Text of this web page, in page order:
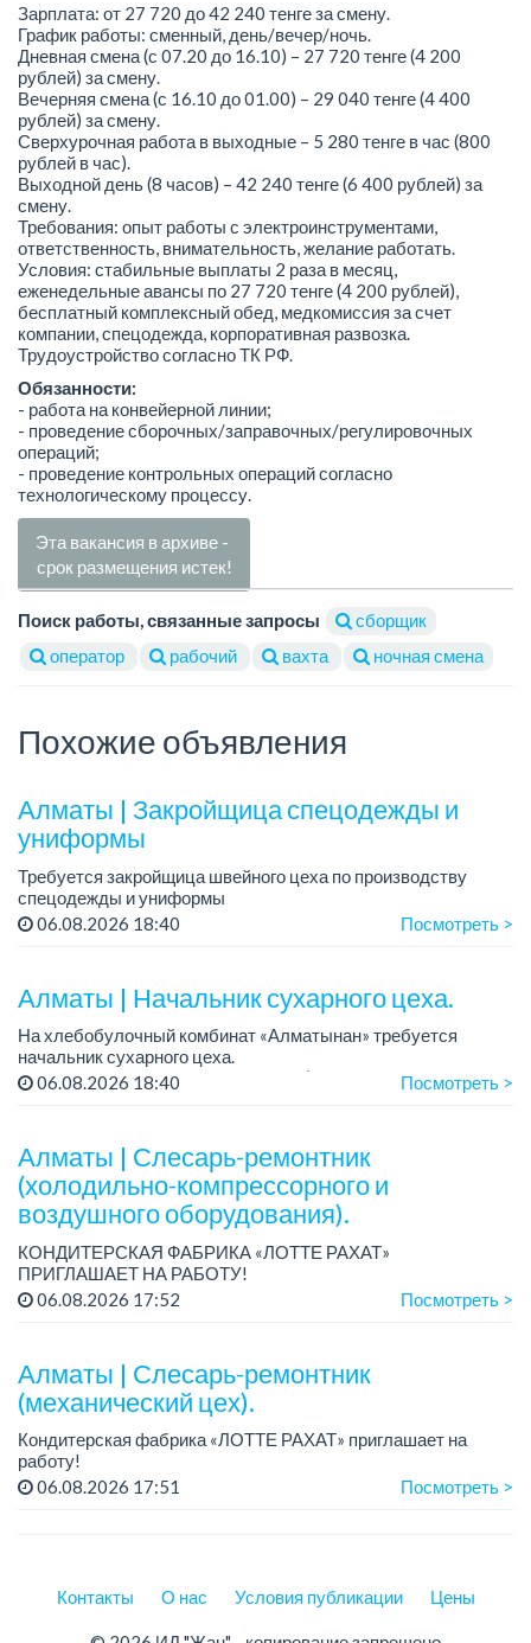
Зарплата: от 27 720 до 42 240 тенге за смену.
График работы: сменный, день/вечер/ночь.
Дневная смена (с 07.20 до 16.10) – 27 720 тенге (4 200
рублей) за смену.
Вечерняя смена (с 16.10 до 01.00) – 29 040 тенге (4 400
рублей) за смену.
Сверхурочная работа в выходные – 5 280 тенге в час (800
рублей в час).
Выходной день (8 часов) – 42 240 тенге (6 400 рублей) за
смену.
Требования: опыт работы с электроинструментами,
ответственность, внимательность, желание работать.
Условия: стабильные выплаты 2 раза в месяц,
еженедельные авансы по 27 720 тенге (4 200 рублей),
бесплатный комплексный обед, медкомиссия за счет
компании, спецодежда, корпоративная развозка.
Трудоустройство согласно ТК РФ.
Обязанности:
- работа на конвейерной линии;
- проведение сборочных/заправочных/регулировочных
операций;
- проведение контрольных операций согласно
технологическому процессу.
Эта вакансия в архиве -
срок размещения истек!
Поиск работы, связанные запросы
сборщик
оператор
рабочий вахта ночная смена
Похожие объявления
Алматы | Закройщица спецодежды и
униформы
Требуется закройщица швейного цеха по производству
спецодежды и униформы
Рабочий день с 9:00 до 18:00
06.08.2026 18:40 Посмотреть >
Алматы | Начальник сухарного цеха.
На хлебобулочный комбинат «Алматынан» требуется
начальник сухарного цеха.
Зарплата: от 300 000 тенге на руки (обсуждается на
Требования: оп...
06.08.2026 18:40 Посмотреть >
Алматы | Слесарь-ремонтник
(холодильно-компрессорного и
воздушного оборудования).
КОНДИТЕРСКАЯ ФАБРИКА «ЛОТТЕ РАХАТ»
ПРИГЛАШАЕТ НА РАБОТУ!
График работы: сменный.
06.08.2026 17:52 Посмотреть >
Алматы | Слесарь-ремонтник
(механический цех).
Кондитерская фабрика «ЛОТТЕ РАХАТ» приглашает на
работу!
График работы: сменный.
06.08.2026 17:51 Посмотреть >
Контакты О нас Условия публикации Цены